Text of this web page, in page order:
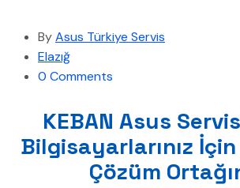
ByAsus Türkiye Servis
Elazığ
0 Comments
KEBAN Asus
Bilgisayarlarınız
Çözüm